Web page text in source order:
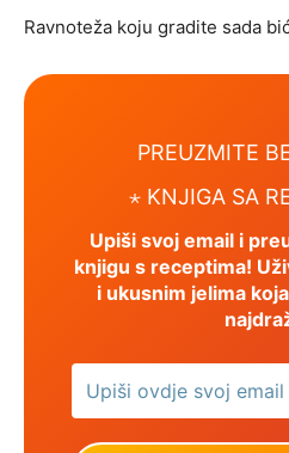
Ravnoteža koju gradite sada
PREUZMITE
⋆ KNJIGA SA
Upiši svoj email i
knjigu s receptima!
i ukusnim jelima